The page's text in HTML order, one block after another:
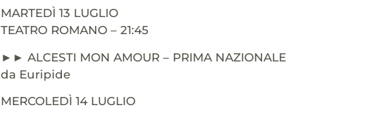
MARTEDÌ 13 LUGLIO
TEATRO ROMANO – 21:45
►► ALCESTI MON AMOUR – PRIMA NAZIONALE
da Euripide
MERCOLEDÌ 14 LUGLIO